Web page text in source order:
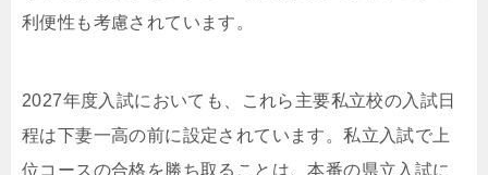
利便性も考慮されています。
2027年度入試においても、これら主要私立校の入試日
程は下妻一高の前に設定されています。私立入試で上
位コースの合格を勝ち取ることは、本番の県立入試に